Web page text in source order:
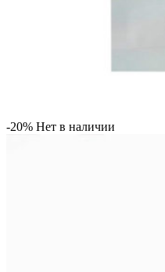
-20% Нет в наличии